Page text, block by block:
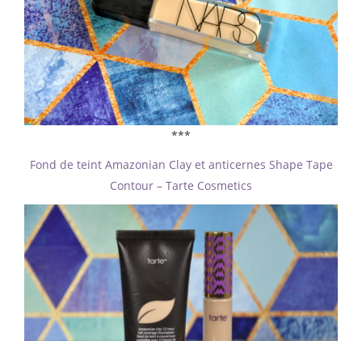
***
Fond de teint Amazonian Clay et anticernes Shape Tape
Contour – Tarte Cosmetics